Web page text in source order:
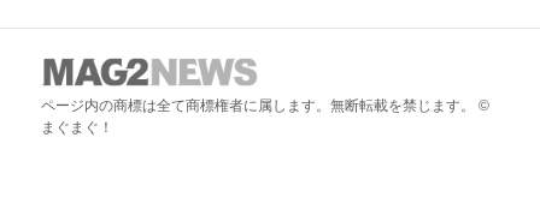
ページ内の商標は全て商標権者に属します。無断転載を禁じます。 ©
まぐまぐ！